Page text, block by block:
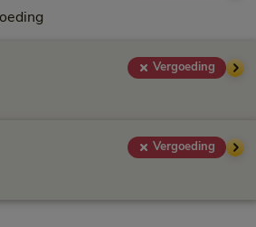
Vergoeding
Vergoeding